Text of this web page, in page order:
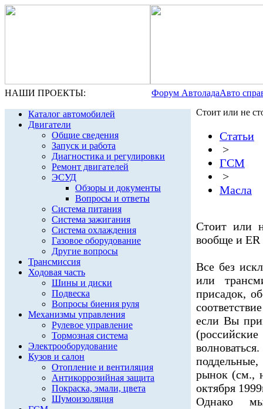
НАШИ ПРОЕКТЫ: Форум АвтоладаАвто
Каталог автомобилей
Двигатели
Общие сведения
Запуск и работа
Диагностика и регулировки
Ремонт двигателей
ЭСУД
Обзоры и документы
Вопросы и ответы
Система питания
Система зажигания
Система охлаждения
Газовое оборудование
Другие вопросы
Трансмиссия
Ходовая часть
Шины и диски
Подвеска
Вопросы биения руля
Механизмы управления
Рулевое управление
Тормозная система
Электрооборудование
Кузов и салон
Отопление и вентиляция
Антикоррозийная защита
Покраска, эмали, цвета
Шумоизоляция
Стоит или не
Статьи
>
ГСМ
>
Масла
Стоит или
вообще и
Все без
или
присадок,
если Вы
рынок (см.,
октября
Однако